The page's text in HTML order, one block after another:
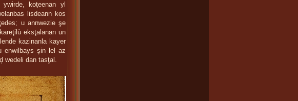
koţeenan yl
lisdeann kos
u annwezie şe
eksţalanan un
kazinanla kayer
enwilbays şin lel az
wedeli dan tasţal.